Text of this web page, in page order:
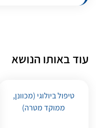
עוד באותו הנושא
טיפול ביולוגי (מכוונן,
ממוקד מטרה)